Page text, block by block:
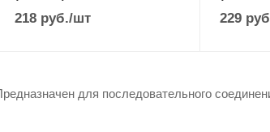
218 руб./шт 229
для последовательного